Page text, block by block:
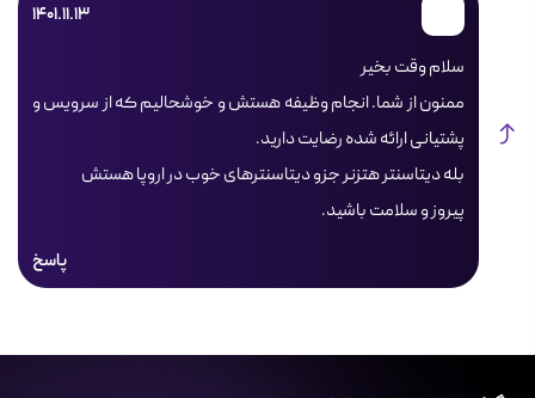
1401.11.13
سلام وقت بخیر
ممنون از شما. انجام وظیفه هستش و خوشحالیم که از سرویس و
پشتیانی ارائه شده رضایت دارید.
بله دیتاسنتر هتزنر جزو دیتاسنترهای خوب در اروپا هستش
پیروز و سلامت باشید.
پاسخ